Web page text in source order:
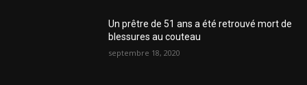
Un prêtre de 51 ans a été retrouvé mort de
blessures au couteau
septembre 18, 2020